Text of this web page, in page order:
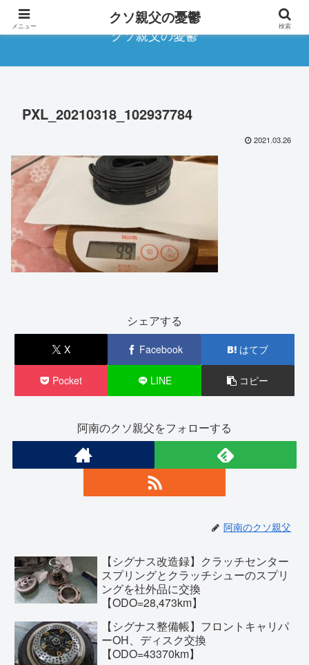
クソ親父の憂鬱
PXL_20210318_102937784
2021.03.26
シェアする
X Facebook はてブ
Pocket LINE コピー
阿南のクソ親父をフォローする
阿南のクソ親父
【シグナス改造録】クラッチセンター
スプリングとクラッチシューのスプリ
ングを社外品に交換
【ODO=28,473km】
【シグナス整備帳】フロントキャリパ
ーOH、ディスク交換
【ODO=43370km】
メニュー クソ親父の憂鬱 検索